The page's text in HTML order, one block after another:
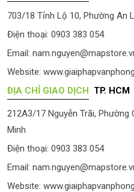
703/18 Tỉnh Lộ 10, Phường An
Điện thoại: 0903 383 054
Email:
Website:
ĐỊA CHỈ GIAO DỊCH TP. HCM
212A3/17 Nguyễn Trãi, Phường
Minh
Điện thoại: 0903 383 054
Email:
Website: